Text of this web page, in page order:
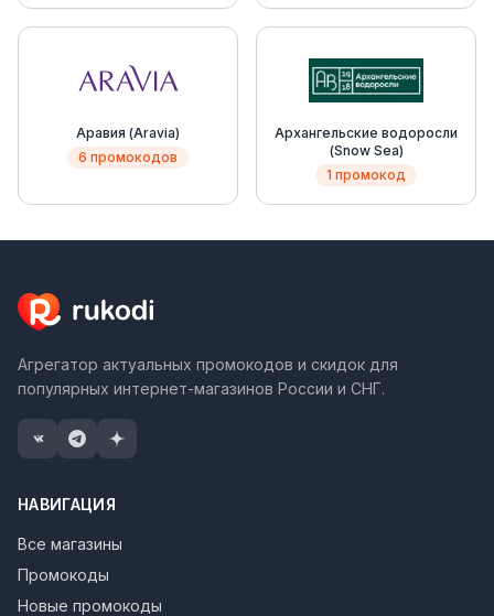
Аравия (Aravia)
6 промокодов
Архангельские водоросли
(Snow Sea)
1 промокод
Агрегатор актуальных промокодов и скидок для
популярных интернет-магазинов России и СНГ.
НАВИГАЦИЯ
Все магазины
Промокоды
Новые промокоды